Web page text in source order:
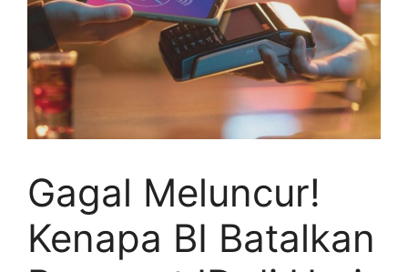
Gagal Meluncur!
Kenapa BI Batalkan